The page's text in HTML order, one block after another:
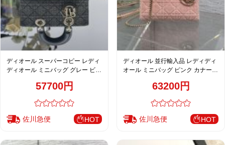
ディオール スーパーコピー レディ
ディオール ミニバッグ グレー ビー
57700円
佐川急便 HOT
ディオール 並行輸入品 レディディ
オール ミニバッグ ピンク カナージ
63200円
佐川急便 HOT